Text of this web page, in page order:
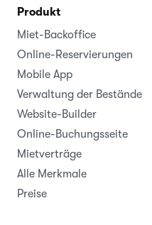
Produkt
Miet-Backoffice
Online-Reservierungen
Mobile App
Verwaltung der Bestände
Website-Builder
Online-Buchungsseite
Mietverträge
Alle Merkmale
Preise